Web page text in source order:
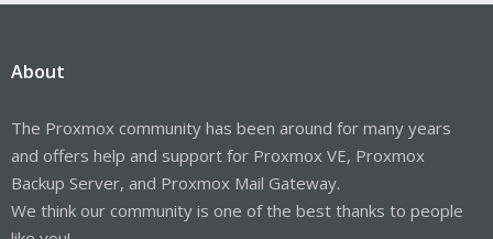
About
The Proxmox community has been around for many years
and offers help and support for Proxmox VE, Proxmox
Backup Server, and Proxmox Mail Gateway.
We think our community is one of the best thanks to people